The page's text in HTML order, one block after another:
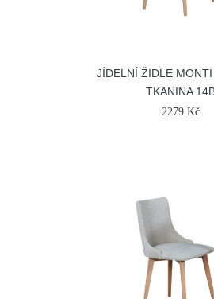
JÍDELNÍ ŽIDLE
TKANINA
2279 Kč